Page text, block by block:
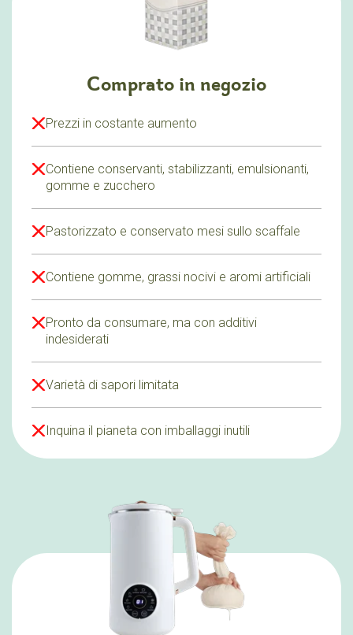
Comprato in negozio
Prezzi in costante aumento
Contiene conservanti, stabilizzanti, emulsionanti,
gomme e zucchero
Pastorizzato e conservato mesi sullo scaffale
Contiene gomme, grassi nocivi e aromi artificiali
Pronto da consumare, ma con additivi
indesiderati
Varietà di sapori limitata
Inquina il pianeta con imballaggi inutili